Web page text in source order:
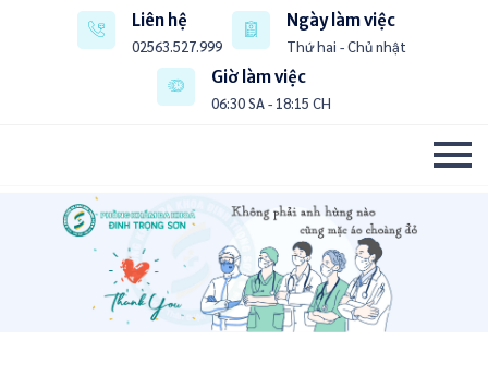
Liên hệ
02563.527.999
Ngày làm việc
Thứ hai - Chủ nhật
Giờ làm việc
06:30 SA - 18:15 CH